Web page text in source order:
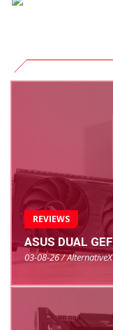
REVIEWS
ASUS DUAL
03-08-26 / AlternativeX